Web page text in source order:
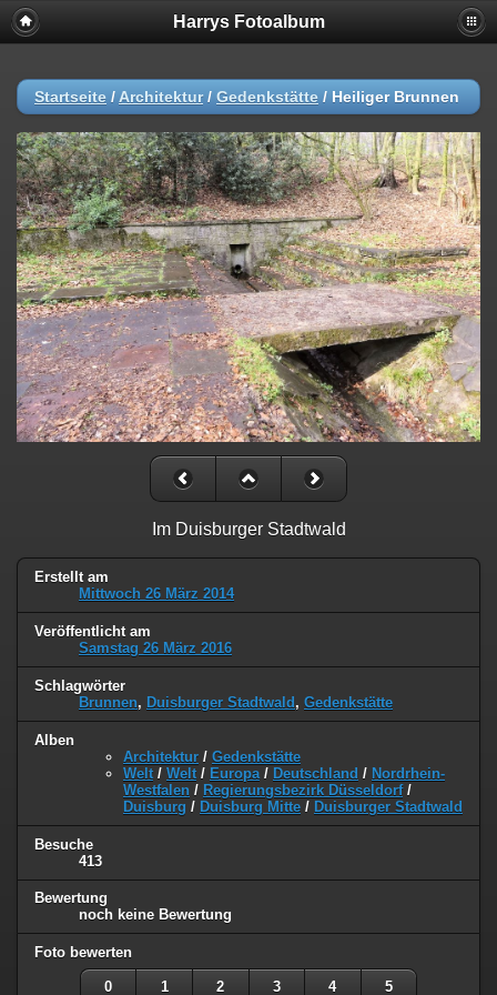
Harrys Fotoalbum
Startseite / Architektur/ Gedenkstätte / Heiliger Brunnen
Im Duisburger Stadtwald
Erstellt am
Mittwoch 26 März 2014
Veröffentlicht am
Samstag 26 März 2016
Schlagwörter
Brunnen, Duisburger Stadtwald , Gedenkstätte
Alben
Architektur / Gedenkstätte
Welt / Welt / Europa / Deutschland / Nordrhein-
Westfalen / Regierungsbezirk Düsseldorf/
Duisburg / Duisburg Mitte / Duisburger Stadtwald
Besuche
413
Bewertung
noch keine Bewertung
Foto bewerten
0 1 2 3 4 5